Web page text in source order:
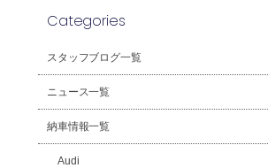
Categories
スタッフブログ一覧
ニュース一覧
納車情報一覧
Audi